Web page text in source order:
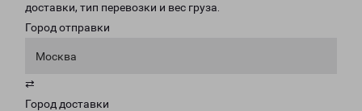
доставки, тип перевозки и вес груза.
Город отправки
Москва
⇄
Город доставки